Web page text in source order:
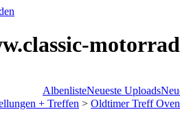
AlbenlisteNeueste Uploads
+ Treffen > Oldtimer Treff